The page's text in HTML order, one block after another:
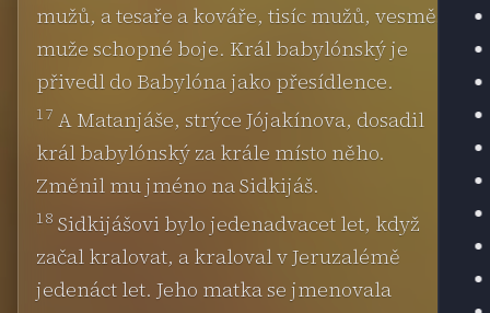
mužů, a tesaře a kováře, tisíc mužů, vesměs
muže schopné boje. Král babylónský je
přivedl do Babylóna jako přesídlence.
17 A Matanjáše, strýce Jójakínova, dosadil
král babylónský za krále místo něho.
Změnil mu jméno na Sidkijáš.
18 Sidkijášovi bylo jedenadvacet let, když
začal kralovat, a kraloval v Jeruzalémě
jedenáct let. Jeho matka se jmenovala